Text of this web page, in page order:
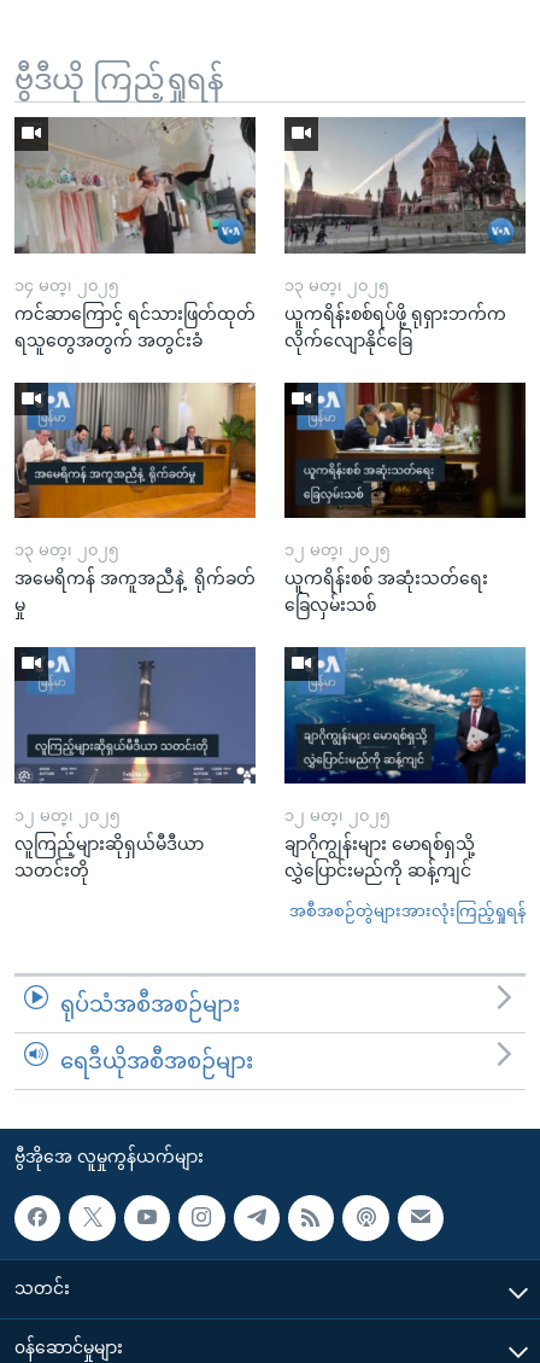
ဗွီဒီယို ကြည့်ရှုရန်
၁၄ မတ္၊ ၂၀၂၅
ကင်ဆာကြောင့် ရင်သားဖြတ်ထုတ်
ရသူတွေအတွက် အတွင်းခံ
၁၃ မတ္၊ ၂၀၂၅
ယူကရိန်းစစ်ရပ်ဖို့ ရုရှားဘက်က
လိုက်လျောနိုင်ခြေ
၁၃ မတ္၊ ၂၀၂၅
အမေရိကန် အကူအညီနဲ့ ရိုက်ခတ်
မှု
၁၂ မတ္၊ ၂၀၂၅
ယူကရိန်းစစ် အဆုံးသတ်ရေး
ခြေလှမ်းသစ်
၁၂ မတ္၊ ၂၀၂၅
လူကြည့်များဆိုရှယ်မီဒီယာ
သတင်းတို
၁၂ မတ္၊ ၂၀၂၅
ချာဂိုကျွန်းများ မောရစ်ရှသို့
လွှဲပြောင်းမည်ကို ဆန့်ကျင်
အစီအစဉ်တွဲများအားလုံးကြည့်ရှုရန်
ရုပ်သံအစီအစဉ်များ
ရေဒီယိုအစီအစဉ်များ
ဗွီအိုအေ လူမှုကွန်ယက်များ
သတင်း
၀န်ဆောင်မှုများ